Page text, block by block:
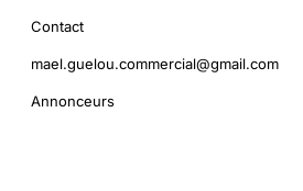
Contact
mael.guelou.commercial@gmail.com
Annonceurs